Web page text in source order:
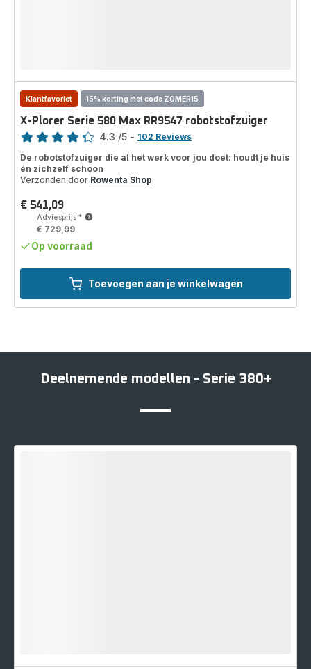
Toevoegen aan je winkelwagen
Klantfavoriet 15% korting met code ZOMER15
X-Plorer Serie 580 Max RR9547 robotstofzuiger
Score
4.3 /5 - 102 Reviews
De robotstofzuiger die al het werk voor jou doet: houdt je huis
én zichzelf schoon
Verzonden door Rowenta Shop
Prijs
€ 541,09
Adviesprijs*
€ 729,99
Op voorraad
Deelnemende modellen - Serie 380+